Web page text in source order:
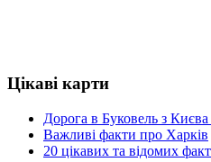
Цікаві карти
Дорога в Буковель з Києва
Важливі факти про Харків
20 цікавих та відомих